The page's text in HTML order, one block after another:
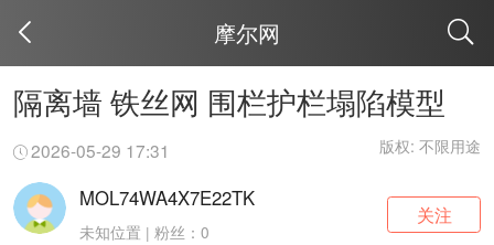
摩尔网
隔离墙 铁丝网 围栏护栏塌陷模型
2026-05-29 17:31 版权: 不限用途
MOL74WA4X7E22TK
未知位置 | 粉丝：0
关注
取消